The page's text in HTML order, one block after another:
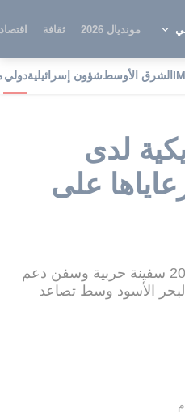
مونديال 2026 ثقافة
الشرق الأوسطشؤون إسرائيليةدولي
لدى
على
أبحر أسطول يضم أكثر من 20 سفينة حربية وسفن دعم
الأسود وسط تصاعد